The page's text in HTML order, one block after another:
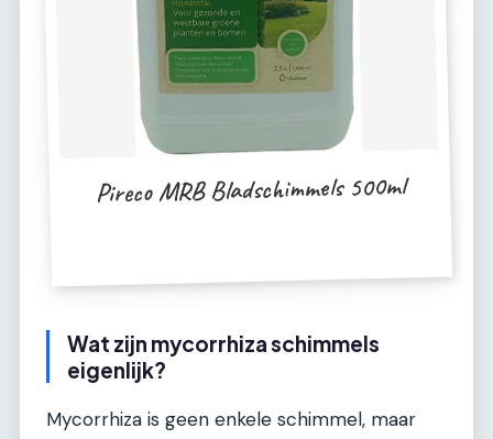
Pireco MRB Bladschimmels 500ml
Wat zijn mycorrhiza schimmels
eigenlijk?
Mycorrhiza is geen enkele schimmel, maar